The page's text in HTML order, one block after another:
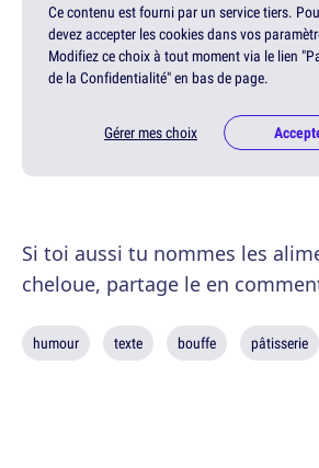
Ce contenu est fourni par un service tiers.
devez accepter les cookies dans vos
Modifiez ce choix à tout moment via le lien
de la Confidentialité" en bas de page.
Gérer mes choix
Si toi aussi tu nommes les
cheloue, partage le en
humour texte bouffe pâtisserie